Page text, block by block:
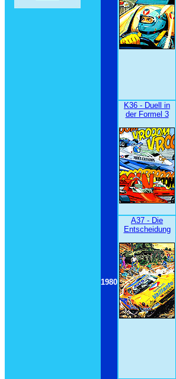
1980
K36 - Duell in
der Formel 3
A37 - Die
Entscheidung